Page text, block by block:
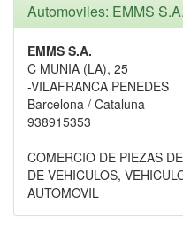
Automoviles: EMMS S.A.
EMMS S.A.
C MUNIA (LA), 25
-VILAFRANCA PENEDES
Barcelona / Cataluna
938915353
COMERCIO DE PIEZAS
DE VEHICULOS,
AUTOMOVIL